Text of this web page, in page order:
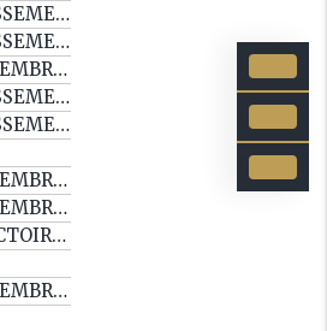
COMPETITION CLASSEMENT EDG
COMPETITION CLASSEMENT EDG
AS-AMICALE DES MEMBRES
COMPETITION CLASSEMENT EDG
COMPETITION CLASSEMENT EDG
AS-AMICALE DES MEMBRES (COPY)
AS-AMICALE DES MEMBRES
RACE TO SAINTE VICTOIRE EP2
AS-AMICALE DES MEMBRES